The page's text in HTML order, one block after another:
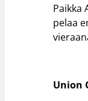
Paikka
pelaa
Union